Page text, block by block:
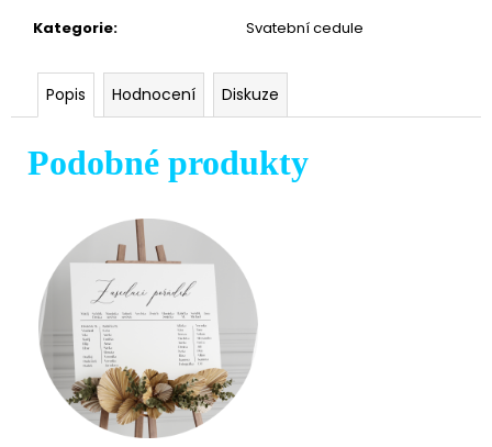
Kategorie: Svatební cedule
Popis Hodnocení Diskuze
Podobné produkty